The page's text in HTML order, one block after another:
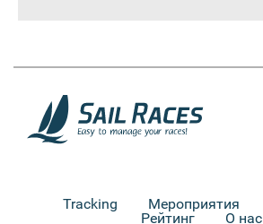
Tracking Мероприятия
Рейтинг
О нас